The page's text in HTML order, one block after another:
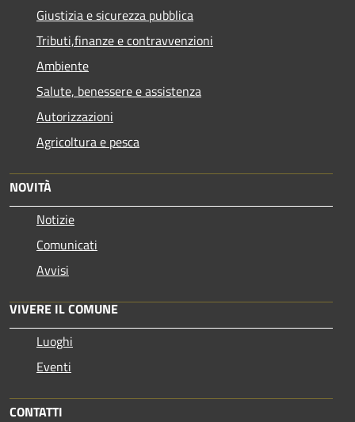
Giustizia e sicurezza pubblica
Tributi,finanze e contravvenzioni
Ambiente
Salute, benessere e assistenza
Autorizzazioni
Agricoltura e pesca
NOVITÀ
Notizie
Comunicati
Avvisi
VIVERE IL COMUNE
Luoghi
Eventi
CONTATTI